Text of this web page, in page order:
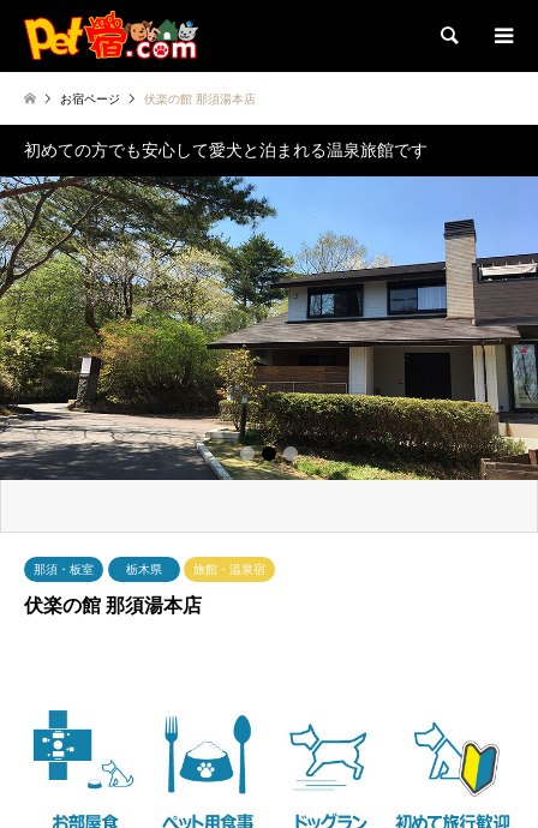
検索
お宿ページ 伏楽の館 那須湯本店
初めての方でも安心して愛犬と泊まれる温泉旅館です
1 2 3
那須・板室 栃木県 旅館・温泉宿
伏楽の館 那須湯本店